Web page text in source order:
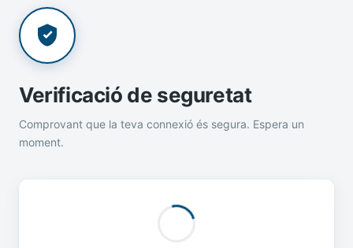
Verificació de seguretat
Comprovant que la teva connexió és segura. Espera un
moment.